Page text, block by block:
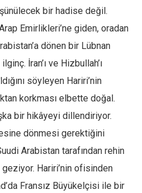
bir hadise değil.
Emirlikleri’ne giden, oradan
dönen bir Lübnan
İran’ı ve Hizbullah’ı
söyleyen Hariri’nin
korkması elbette doğal.
bir hikâyeyi dillendiriyor.
dönmesi gerektiğini
Arabistan tarafından rehin
geziyor. Hariri’nin ofisinden
Fransız Büyükelçisi ile bir